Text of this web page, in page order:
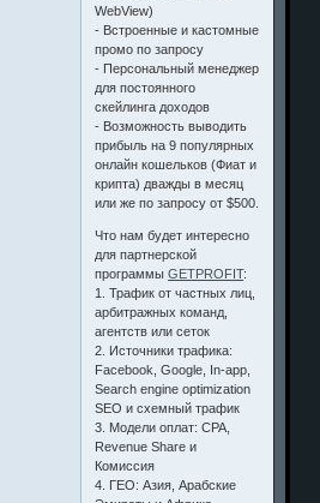
WebView)
- Встроенные и кастомные
промо по запросу
- Персональный менеджер
для постоянного
скейлинга доходов
- Возможность выводить
прибыль на 9 популярных
онлайн кошельков (Фиат и
крипта) дважды в месяц
или же по запросу от $500.
Что нам будет интересно
для партнерской
программыGETPROFIT:
1. Трафик от частных лиц,
арбитражных команд,
агентств или сеток
2. Источники трафика:
Facebook, Google, In-app,
Search engine optimization
SEO и схемный трафик
3. Модели оплат: CPA,
Revenue Share и
Комиссия
4. ГЕО: Азия, Арабские